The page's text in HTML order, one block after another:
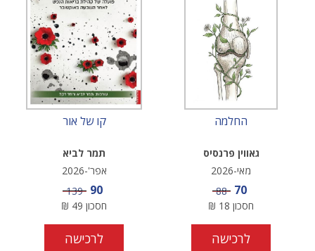
החלמה
גאווין פרנסיס
מאי-2026
מחיר מבצע
70 מחיר
88
חסכון 18
₪
לרכישה
קו של אור
תמר לביא
אפר'-2026
מחיר מבצע
90 מחיר
139
חסכון 49
₪
לרכישה